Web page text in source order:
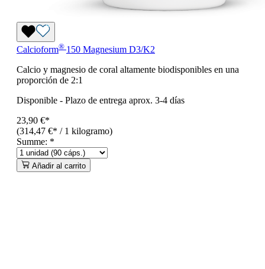
Calcioform® 150 Magnesium D3/K2
Calcio y magnesio de coral altamente biodisponibles en una
proporción de 2:1
Disponible - Plazo de entrega aprox. 3-4 días
23,90 €*
(314,47 €* / 1 kilogramo)
Summe: *
Añadir al carrito